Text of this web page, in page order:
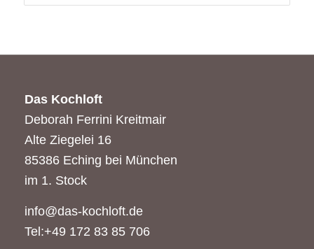
Das Kochloft
Deborah Ferrini Kreitmair
Alte Ziegelei 16
85386 Eching bei München
im 1. Stock
info@das-kochloft.de
Tel:+49 172 83 85 706